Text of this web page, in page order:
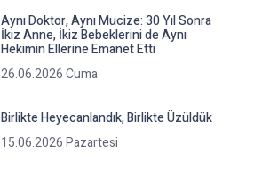
Aynı Doktor, Aynı Mucize: 30 Yıl Sonra
İkiz Anne, İkiz Bebeklerini de Aynı
Hekimin Ellerine Emanet Etti
26.06.2026 Cuma
Birlikte Heyecanlandık, Birlikte Üzüldük
15.06.2026 Pazartesi